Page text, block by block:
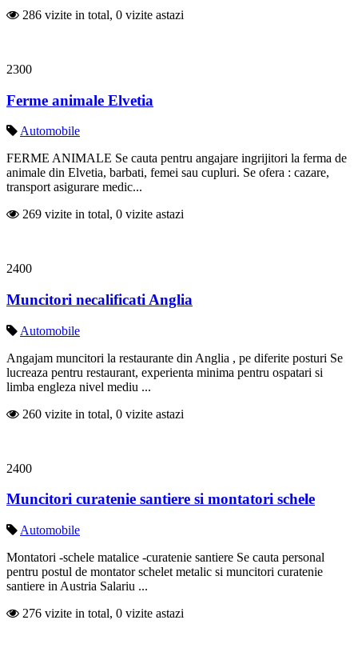
286 vizite in total, 0 vizite astazi
2300
Ferme animale Elvetia
Automobile
FERME ANIMALE Se cauta pentru angajare ingrijitori la ferma de
animale din Elvetia, barbati, femei sau cupluri. Se ofera : cazare,
transport asigurare medic...
269 vizite in total, 0 vizite astazi
2400
Muncitori necalificati Anglia
Automobile
Angajam muncitori la restaurante din Anglia , pe diferite posturi Se
lucreaza pentru restaurant, experienta minima pentru ospatari si
limba engleza nivel mediu ...
260 vizite in total, 0 vizite astazi
2400
Muncitori curatenie santiere si montatori schele
Automobile
Montatori -schele matalice -curatenie santiere Se cauta personal
pentru postul de montator schelet metalic si muncitori curatenie
santiere in Austria Salariu ...
276 vizite in total, 0 vizite astazi